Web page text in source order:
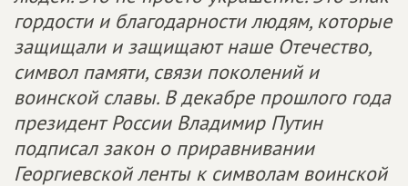
гордости и благодарности людям, которые
защищали и защищают наше Отечество,
символ памяти, связи поколений и
воинской славы. В декабре прошлого года
президент России Владимир Путин
подписал закон о приравнивании
Георгиевской ленты к символам воинской